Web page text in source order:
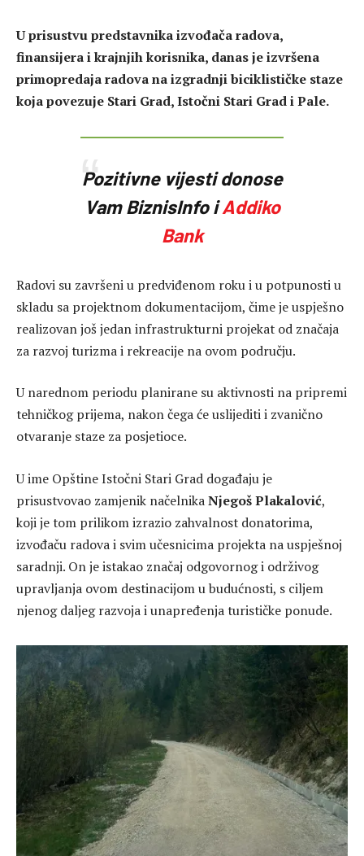
U prisustvu predstavnika izvođača radova,
finansijera i krajnjih korisnika, danas je izvršena
primopredaja radova na izgradnji biciklističke staze
koja povezuje Stari Grad, Istočni Stari Grad i Pale.
Pozitivne vijesti donose
Vam BiznisInfo iAddiko
Bank
Radovi su završeni u predviđenom roku i u potpunosti u
skladu sa projektnom dokumentacijom, čime je uspješno
realizovan još jedan infrastrukturni projekat od značaja
za razvoj turizma i rekreacije na ovom području.
U narednom periodu planirane su aktivnosti na pripremi
tehničkog prijema, nakon čega će uslijediti i zvanično
otvaranje staze za posjetioce.
U ime Opštine Istočni Stari Grad događaju je
prisustvovao zamjenik načelnikaNjegoš Plakalović,
koji je tom prilikom izrazio zahvalnost donatorima,
izvođaču radova i svim učesnicima projekta na uspješnoj
saradnji. On je istakao značaj odgovornog i održivog
upravljanja ovom destinacijom u budućnosti, s ciljem
njenog daljeg razvoja i unapređenja turističke ponude.